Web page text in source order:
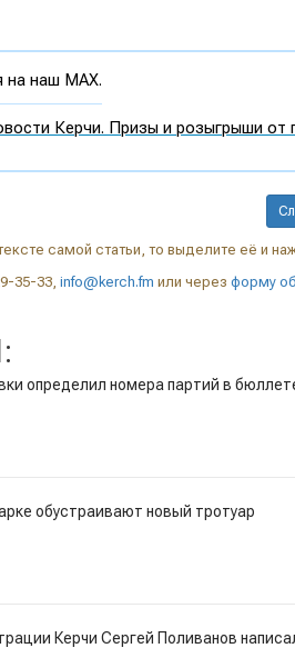
наш MAX.
Керчи. Призы и розыгрыши от
самой статьи, то выделите её и
35-33, info@kerch.fm или через форму
определил номера партий в
обустраивают новый тротуар
Керчи Сергей Поливанов